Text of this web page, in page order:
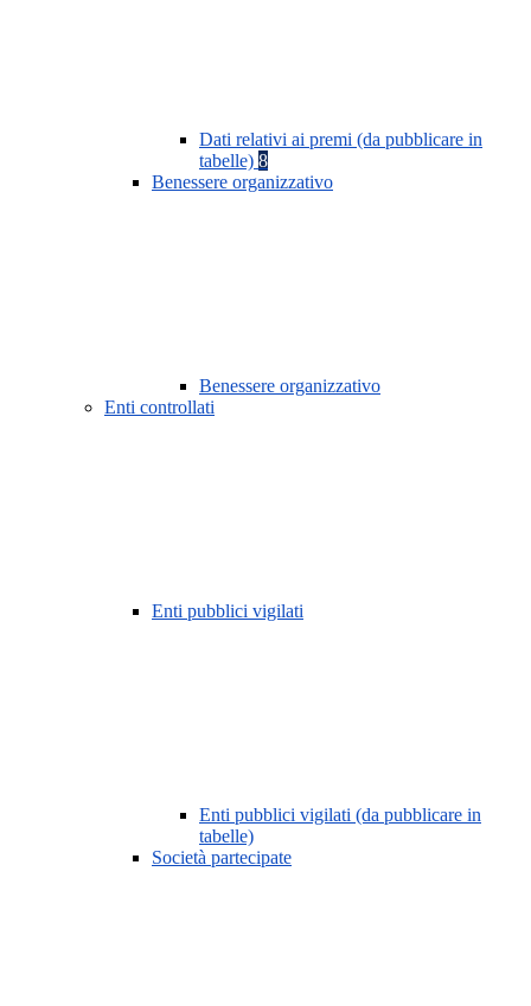
Dati relativi ai premi (da pubblicare in
tabelle) 8
Benessere organizzativo
Benessere organizzativo
Enti controllati
Enti pubblici vigilati
Enti pubblici vigilati (da pubblicare in
tabelle)
Società partecipate